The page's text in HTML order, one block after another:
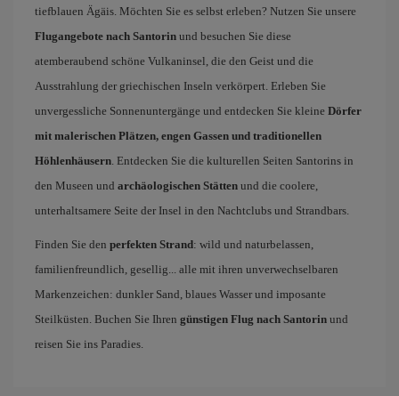
tiefblauen Ägäis. Möchten Sie es selbst erleben? Nutzen Sie unsere
Flugangebote nach Santorin und besuchen Sie diese
atemberaubend schöne Vulkaninsel, die den Geist und die
Ausstrahlung der griechischen Inseln verkörpert. Erleben Sie
unvergessliche Sonnenuntergänge und entdecken Sie kleine Dörfer
mit malerischen Plätzen, engen Gassen und traditionellen
Höhlenhäusern . Entdecken Sie die kulturellen Seiten Santorins in
den Museen und archäologischen Stätten und die coolere,
unterhaltsamere Seite der Insel in den Nachtclubs und Strandbars.
Finden Sie den perfekten Strand: wild und naturbelassen,
familienfreundlich, gesellig... alle mit ihren unverwechselbaren
Markenzeichen: dunkler Sand, blaues Wasser und imposante
Steilküsten. Buchen Sie Ihren günstigen Flug nach Santorin und
reisen Sie ins Paradies.